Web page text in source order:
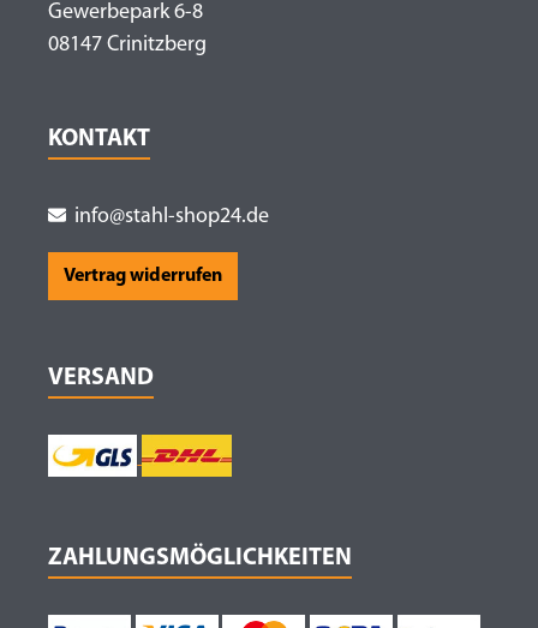
Gewerbepark 6-8
08147 Crinitzberg
KONTAKT
info@stahl-shop24.de
Vertrag widerrufen
VERSAND
ZAHLUNGSMÖGLICHKEITEN